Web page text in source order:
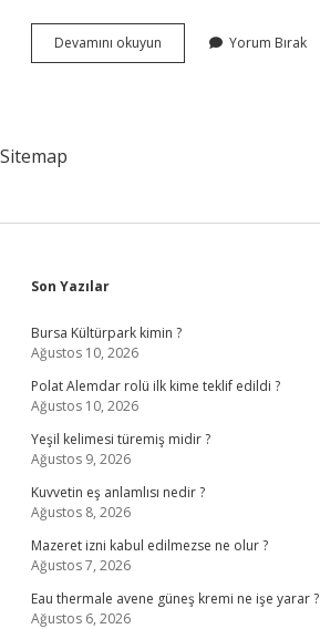
Devamını okuyun
Zayıflığı
Yorum Bırak
Sitemap
Sidebar
Son Yazılar
Bursa Kültürpark kimin ?
Ağustos 10, 2026
Polat Alemdar rolü ilk kime teklif edildi ?
Ağustos 10, 2026
Yeşil kelimesi türemiş midir ?
Ağustos 9, 2026
Kuvvetin eş anlamlısı nedir ?
Ağustos 8, 2026
Mazeret izni kabul edilmezse ne olur ?
Ağustos 7, 2026
Eau thermale avene güneş kremi ne işe yarar ?
Ağustos 6, 2026